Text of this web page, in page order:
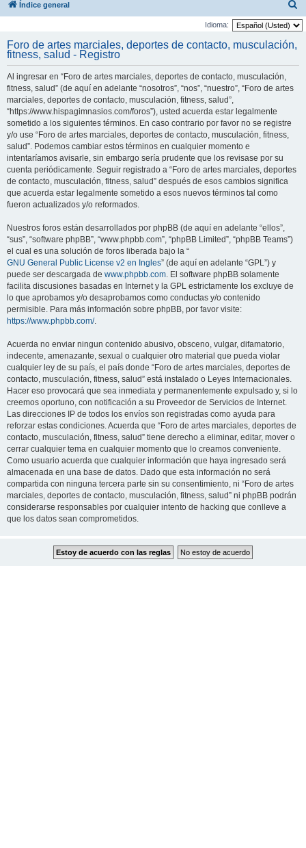
Índice general
u
Idioma:
Foro de artes marciales, deportes de contacto, musculación,
fitness, salud - Registro
Al ingresar en “Foro de artes marciales, deportes de contacto, musculación,
fitness, salud” (de aquí en adelante “nosotros”, “nos”, “nuestro”, “Foro de artes
marciales, deportes de contacto, musculación, fitness, salud”,
“https://www.hispagimnasios.com/foros”), usted acuerda estar legalmente
sometido a los siguientes términos. En caso contrario por favor no se registre
y/o use “Foro de artes marciales, deportes de contacto, musculación, fitness,
salud”. Podemos cambiar estos términos en cualquier momento e
intentaríamos avisarle, sin embargo sería prudente que los revisase por su
cuenta periódicamente. Seguir registrado a “Foro de artes marciales, deportes
de contacto, musculación, fitness, salud” después de esos cambios significa
que acuerda estar legalmente sometido a esos nuevos términos tal como
fueron actualizados y/o reformados.
Nuestros foros están desarrollados por phpBB (de aquí en adelante “ellos”,
“sus”, “software phpBB”, “www.phpbb.com”, “phpBB Limited”, “phpBB Teams”)
el cual es una solución de foros liberada bajo la “
GNU General Public License v2 en Ingles” (de aquí en adelante “GPL”) y
puede ser descargada de www.phpbb.com. El software phpBB solamente
facilita discusiones basadas en Internet y la GPL estrictamente los excluye de
lo que aprobamos y/o desaprobamos como conductas y/o contenido
permisible. Para más información sobre phpBB, por favor visite:
https://www.phpbb.com/.
Acuerda no enviar ningun contenido abusivo, obsceno, vulgar, difamatorio,
indecente, amenazante, sexual o cualquier otro material que pueda violar
cualquier ley de su país, el país donde “Foro de artes marciales, deportes de
contacto, musculación, fitness, salud” está instalado o Leyes Internacionales.
Hacer eso provocará que sea inmediata y permanentemente expulsado y, si lo
creemos oportuno, con notificación a su Proveedor de Servicios de Internet.
Las direcciones IP de todos los envíos son registradas como ayuda para
reforzar estas condiciones. Acuerda que “Foro de artes marciales, deportes de
contacto, musculación, fitness, salud” tiene derecho a eliminar, editar, mover o
cerrar cualquier tema en cualquier momento que lo creamos conveniente.
Como usuario acuerda que cualquier información que haya ingresado será
almacenada en una base de datos. Dado que esta información no será
compartida con ninguna tercera parte sin su consentimiento, ni “Foro de artes
marciales, deportes de contacto, musculación, fitness, salud” ni phpBB podrán
considerarse responsables por cualquier intento de hacking que conlleve a
que los datos sean comprometidos.